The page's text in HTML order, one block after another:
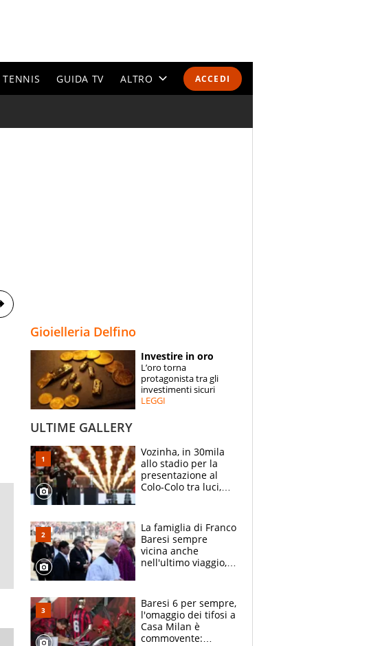
ACCEDI
TENNIS GUIDA TV ALTRO
ESPERTI
CONTATTI
Gioielleria Delfino
Investire in oro
L’oro torna
protagonista tra gli
investimenti sicuri
LEGGI
ULTIME GALLERY
Vozinha, in 30mila
allo stadio per la
presentazione al
Colo-Colo tra luci,
La famiglia di Franco
Baresi sempre
vicina anche
nell'ultimo viaggio,
circondati
dall'affetto dei tifosi
Baresi 6 per sempre,
l'omaggio dei tifosi a
Casa Milan è
commovente: